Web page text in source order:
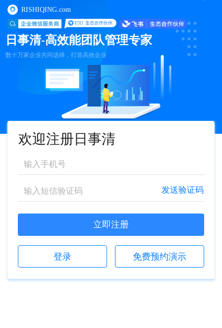
RISHIQING.com
日事清-高效能团队管理专家
数十万家企业共同选择，打造高效企业
欢迎注册日事清
发送验证码
立即注册
登录 免费预约演示